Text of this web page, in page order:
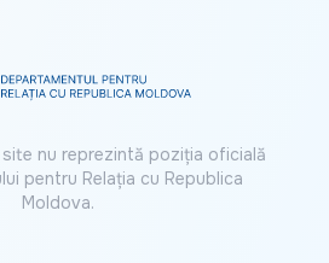
nu reprezintă poziția oficială
pentru Relația cu Republica
Moldova.